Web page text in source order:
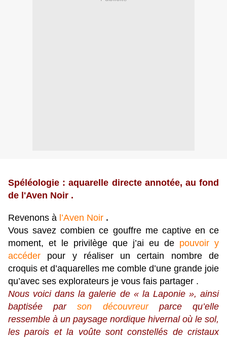
Spéléologie : aquarelle directe annotée, au fond
de l'Aven Noir .
Revenons à l’Aven Noir .
Vous savez combien ce gouffre me captive en ce
moment, et le privilège que j’ai eu de pouvoir y
accéder
pour y réaliser un certain nombre de
croquis et d’aquarelles me comble d’une grande joie
qu’avec ses explorateurs je vous fais partager .
Nous voici dans la galerie de « la Laponie », ainsi
baptisée parson découvreurparce qu’elle
ressemble à un paysage nordique hivernal où le sol,
les parois et la voûte sont constellés de cristaux